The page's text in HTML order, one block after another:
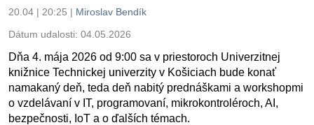
20.04 | 20:25 | Miroslav Bendík
Dátum udalosti: 04.05.2026
Dňa 4. mája 2026 od 9:00 sa v priestoroch Univerzitnej
knižnice Technickej univerzity v Košiciach bude konať
namakaný deň, teda deň nabitý prednáškami a workshopmi
o vzdelávaní v IT, programovaní, mikrokontroléroch, AI,
bezpečnosti, IoT a o ďalších témach.